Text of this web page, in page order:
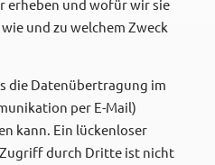
erheben und wofür wir sie
und zu welchem Zweck
die Datenübertragung im
per E-Mail)
kann. Ein lückenloser
durch Dritte ist nicht